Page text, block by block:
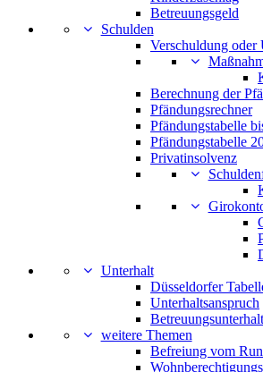
Betreuungsgeld
Schulden
Verschuldung oder
Berechnung der
Pfändungsrechner
Pfändungstabelle
Pfändungstabelle
Privatinsolvenz
Unterhalt
Düsseldorfer
Unterhaltsanspruch
Betreuungsunterhalt
weitere Themen
Befreiung vom